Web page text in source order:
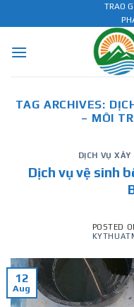
to
TRAO
TAG ARCHIVES:
– MÔI
DỊCH VỤ XÂY
Dịch vụ vệ sinh
POSTED
12
Aug